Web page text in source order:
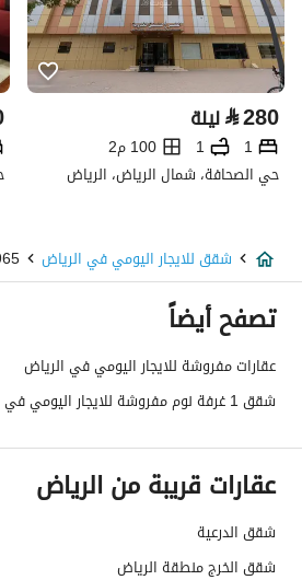
⃁280 ليلة
1
1
100 م2
حي الصحافة، شمال الرياض، الرياض
شقق للايجار اليومي في الرياض
تصفح أيضاً
عقارات مفروشة للايجار اليومي في الرياض
شقق 1 غرفة نوم مفروشة للايجار اليومي في الرياض
عقارات قريبة من الرياض
شقق الدرعية
شقق الخرج منطقة الرياض